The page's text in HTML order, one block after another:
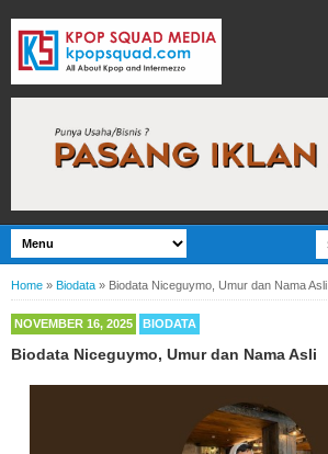
Home » Biodata » Biodata Niceguymo, Umur dan Nama Asli
NOVEMBER 16, 2025 BIODATA
Biodata Niceguymo, Umur dan Nama Asli